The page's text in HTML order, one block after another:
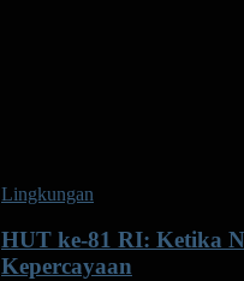
Lingkungan
HUT ke-81 RI: Ketika
Kepercayaan